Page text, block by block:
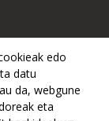
edo
datu
da, webgune
eta